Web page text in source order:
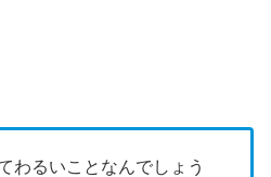
わるいことなんでしょう